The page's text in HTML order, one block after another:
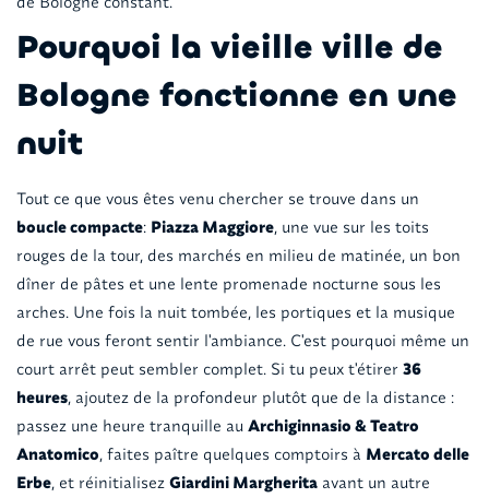
Pourquoi la vieille ville de
Bologne fonctionne en une
nuit
Tout ce que vous êtes venu chercher se trouve dans un
boucle compacte: Piazza Maggiore, une vue sur les toits
rouges de la tour, des marchés en milieu de matinée, un bon
dîner de pâtes et une lente promenade nocturne sous les
arches. Une fois la nuit tombée, les portiques et la musique
de rue vous feront sentir l'ambiance. C'est pourquoi même un
court arrêt peut sembler complet. Si tu peux t'étirer 36
heures, ajoutez de la profondeur plutôt que de la distance :
passez une heure tranquille au Archiginnasio & Teatro
Anatomico, faites paître quelques comptoirs à Mercato delle
Erbe, et réinitialisez Giardini Margheritaavant un autre